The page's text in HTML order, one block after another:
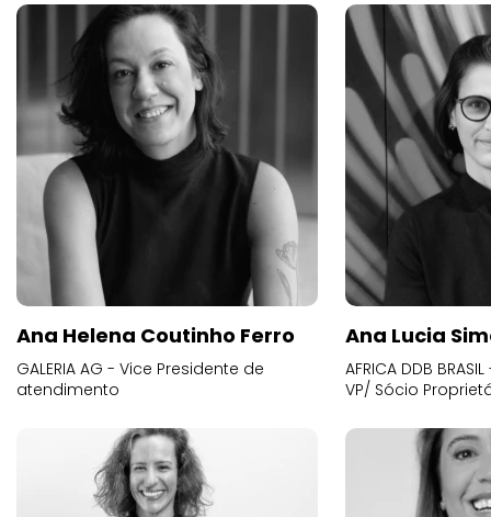
Ana Helena Coutinho Ferro
GALERIA AG - Vice Presidente de
atendimento
Ana Lucia
AFRICA DDB
VP/ Sócio